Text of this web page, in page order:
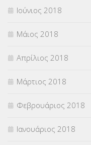
Ιούνιος 2018
Μάιος 2018
Απρίλιος 2018
Μάρτιος 2018
Φεβρουάριος 2018
Ιανουάριος 2018